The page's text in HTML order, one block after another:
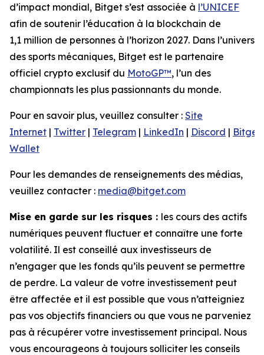
d’impact mondial, Bitget s’est associée à l’UNICEF
afin de soutenir l’éducation à la blockchain de
1,1 million de personnes à l’horizon 2027. Dans l’univers
des sports mécaniques, Bitget est le partenaire
officiel crypto exclusif du MotoGP™, l’un des
championnats les plus passionnants du monde.
Pour en savoir plus, veuillez consulter : Site
Internet | Twitter | Telegram | LinkedIn | Discord | Bitget
Wallet
Pour les demandes de renseignements des médias,
veuillez contacter : media@bitget.com
Mise en garde sur les risques : les cours des actifs
numériques peuvent fluctuer et connaître une forte
volatilité. Il est conseillé aux investisseurs de
n’engager que les fonds qu’ils peuvent se permettre
de perdre. La valeur de votre investissement peut
être affectée et il est possible que vous n’atteigniez
pas vos objectifs financiers ou que vous ne parveniez
pas à récupérer votre investissement principal. Nous
vous encourageons à toujours solliciter les conseils